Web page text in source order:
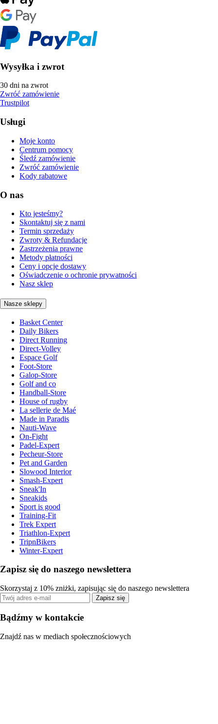
Wysyłka i zwrot
30 dni na zwrot
Zwróć zamówienie
Trustpilot
Usługi
Moje konto
Centrum pomocy
Śledź zamówienie
Zwróć zamówienie
Kody rabatowe
O nas
Kto jesteśmy?
Skontaktuj się z nami
Termin sprzedaży
Zwroty & Refundacje
Zastrzeżenia prawne
Metody płatności
Ceny i opcje dostawy
Oświadczenie o ochronie prywatności
Nasz sklep
Nasze sklepy
Basket Center
Daily Bikers
Direct Running
Direct-Volley
Espace Golf
Foot-Store
Galop-Store
Golf and co
Handball-Store
House of rugby
La sellerie de Maé
Made in Paradis
Nauti-Wave
On-Fight
Padel-Expert
Pecheur-Store
Pet and Garden
Slowood Interior
Smash-Expert
Sneak'In
Sneakids
Sport is good
Training-Fit
Trek Expert
Triathlon-Expert
TripnBikers
Winter-Expert
Zapisz się do naszego newslettera
Skorzystaj z 10% zniżki, zapisując się do naszego newslettera
Zapisz się
Bądźmy w kontakcie
Znajdź nas w mediach społecznościowych